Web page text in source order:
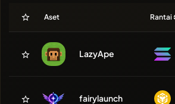
Aset Rantai
LazyApe
fairylaunch